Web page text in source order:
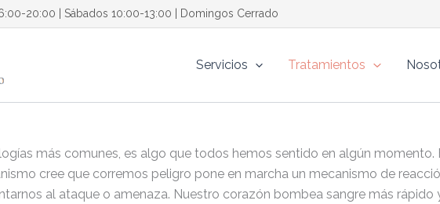
20:00 | Sábados 10:00-13:00 | Domingos Cerrado
Servicios Tratamientos
más comunes, es algo que todos hemos sentido en algún
cree que corremos peligro pone en marcha un mecanismo de
al ataque o amenaza. Nuestro corazón bombea sangre más rápido